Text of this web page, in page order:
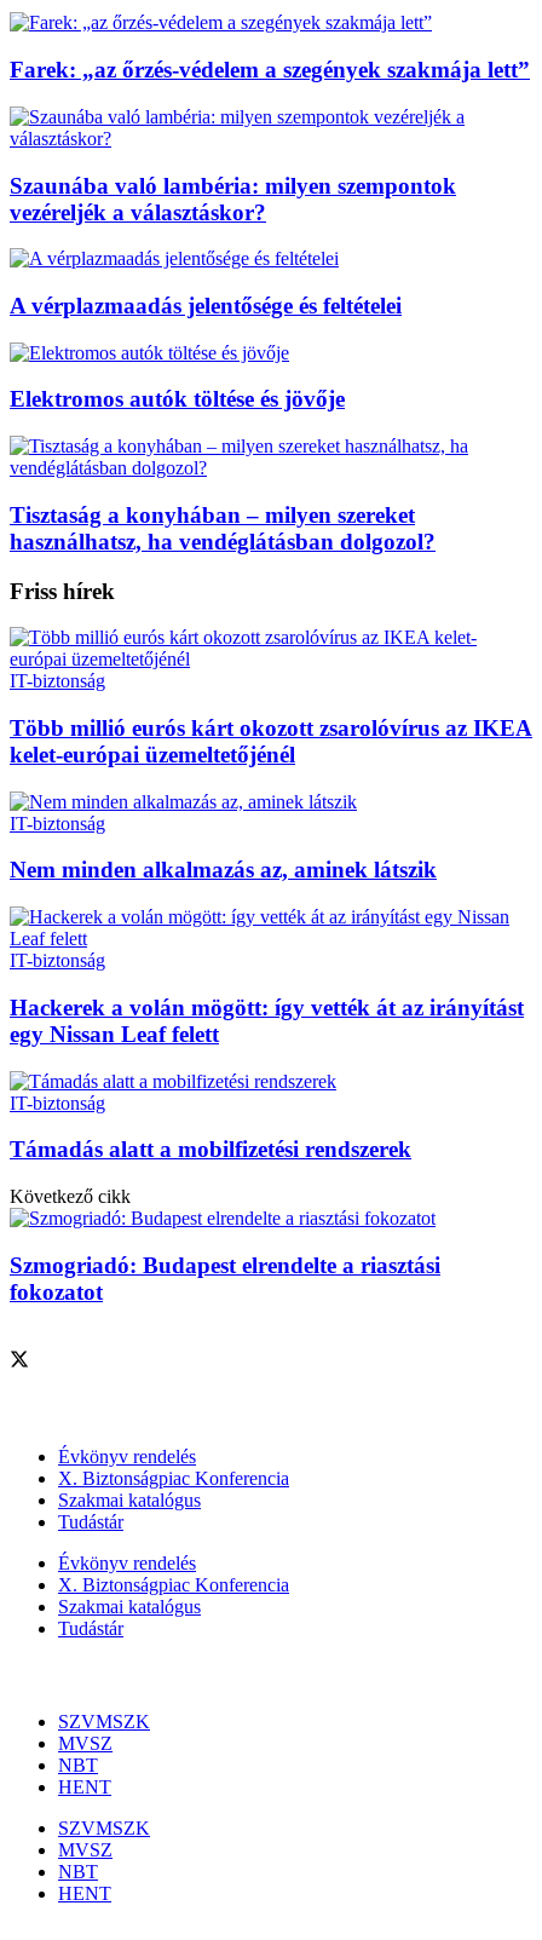
Farek: „az őrzés-védelem a szegények szakmája lett”
Szaunába való lambéria: milyen szempontok
vezéreljék a választáskor?
A vérplazmaadás jelentősége és feltételei
Elektromos autók töltése és jövője
Tisztaság a konyhában – milyen szereket
használhatsz, ha vendéglátásban dolgozol?
Friss hírek
IT-biztonság
Több millió eurós kárt okozott zsarolóvírus az IKEA
kelet-európai üzemeltetőjénél
IT-biztonság
Nem minden alkalmazás az, aminek látszik
IT-biztonság
Hackerek a volán mögött: így vették át az irányítást
egy Nissan Leaf felett
IT-biztonság
Támadás alatt a mobilfizetési rendszerek
Következő cikk
Szmogriadó: Budapest elrendelte a riasztási
fokozatot
Évkönyv rendelés
X. Biztonságpiac Konferencia
Szakmai katalógus
Tudástár
Évkönyv rendelés
X. Biztonságpiac Konferencia
Szakmai katalógus
Tudástár
SZVMSZK
MVSZ
NBT
HENT
SZVMSZK
MVSZ
NBT
HENT